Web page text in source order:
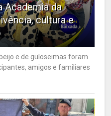
Academia da
cultura e
e de guloseimas foram
amigos e familiares